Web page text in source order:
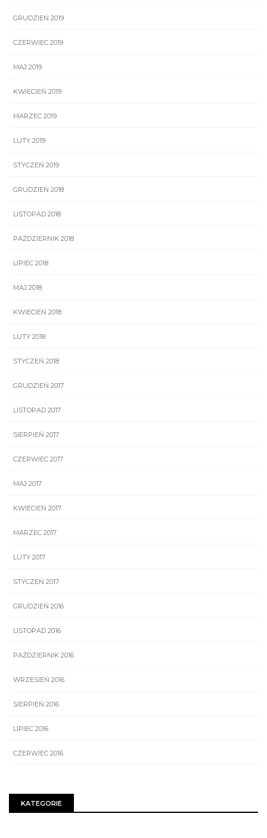
GRUDZIEŃ 2019
CZERWIEC 2019
MAJ 2019
KWIECIEŃ 2019
MARZEC 2019
LUTY 2019
STYCZEŃ 2019
GRUDZIEŃ 2018
LISTOPAD 2018
PAŹDZIERNIK 2018
LIPIEC 2018
MAJ 2018
KWIECIEŃ 2018
LUTY 2018
STYCZEŃ 2018
GRUDZIEŃ 2017
LISTOPAD 2017
SIERPIEŃ 2017
CZERWIEC 2017
MAJ 2017
KWIECIEŃ 2017
MARZEC 2017
LUTY 2017
STYCZEŃ 2017
GRUDZIEŃ 2016
LISTOPAD 2016
PAŹDZIERNIK 2016
WRZESIEŃ 2016
SIERPIEŃ 2016
LIPIEC 2016
CZERWIEC 2016
KATEGORIE